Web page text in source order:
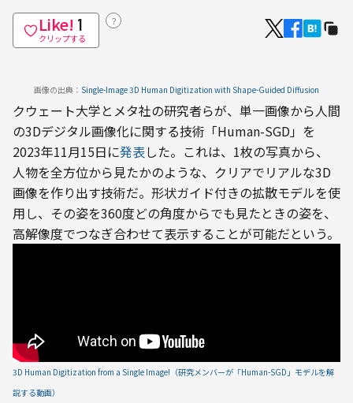
Like! 1
クリップする
？
画像の出典： Single-Image 3D Human Digitization with Shape-Guided Diffusion
クウェート大学とメタ社の研究者らが、単一画像から人間
の3Dデジタル画像化に関する技術「Human-SGD」を
2023年11月15日に発表した。これは、1枚の写真から、
人物を全方位から見たかのような、クリアでリアルな3D
画像を作り出す技術だ。形状ガイド付きの拡散モデルを使
用し、その姿を360度どの角度からでも見たときの姿を、
高解像度でつなぎ合わせて表示することが可能だという。
3D Human Digitization from a Single Image!（研究メンバーが「Human-SGD」モデルを解
説する動画）